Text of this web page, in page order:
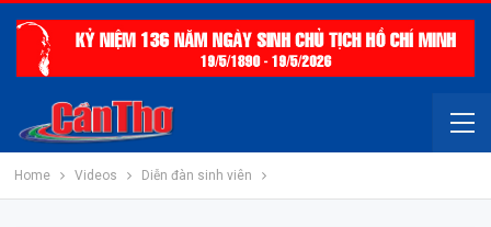
Home Videos Diễn đàn sinh viên